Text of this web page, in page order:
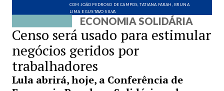
COM JOÃO PEDROSO DE CAMPOS, TATIANA FARAH, BRUNA
LIMA E GUSTAVO SILVA
ECONOMIA SOLIDÁRIA
Censo será usado para estimular
negócios geridos por
trabalhadores
Lula abrirá, hoje, a Conferência de